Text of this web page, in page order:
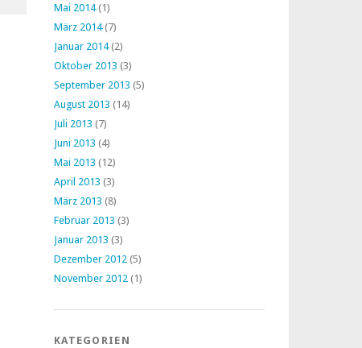
Mai 2014(1)
März 2014(7)
Januar 2014(2)
Oktober 2013 (3)
September 2013 (5)
August 2013 (14)
Juli 2013 (7)
Juni 2013 (4)
Mai 2013 (12)
April 2013 (3)
März 2013 (8)
Februar 2013 (3)
Januar 2013 (3)
Dezember 2012 (5)
November 2012 (1)
KATEGORIEN